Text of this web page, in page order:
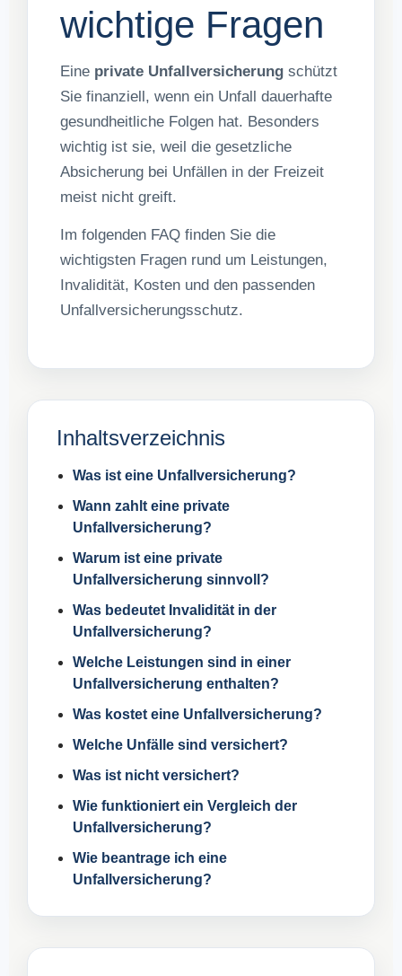
wichtige Fragen
Eine private Unfallversicherung schützt
Sie finanziell, wenn ein Unfall dauerhafte
gesundheitliche Folgen hat. Besonders
wichtig ist sie, weil die gesetzliche
Absicherung bei Unfällen in der Freizeit
meist nicht greift.
Im folgenden FAQ finden Sie die
wichtigsten Fragen rund um Leistungen,
Invalidität, Kosten und den passenden
Unfallversicherungsschutz.
Inhaltsverzeichnis
Was ist eine Unfallversicherung?
Wann zahlt eine private
Unfallversicherung?
Warum ist eine private
Unfallversicherung sinnvoll?
Was bedeutet Invalidität in der
Unfallversicherung?
Welche Leistungen sind in einer
Unfallversicherung enthalten?
Was kostet eine Unfallversicherung?
Welche Unfälle sind versichert?
Was ist nicht versichert?
Wie funktioniert ein Vergleich der
Unfallversicherung?
Wie beantrage ich eine
Unfallversicherung?